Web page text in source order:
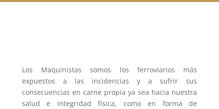
Los Maquinistas somos los ferroviarios más
expuestos a las incidencias y a sufrir sus
consecuencias en carne propia ya sea hacia nuestra
salud e integridad física, como en forma de